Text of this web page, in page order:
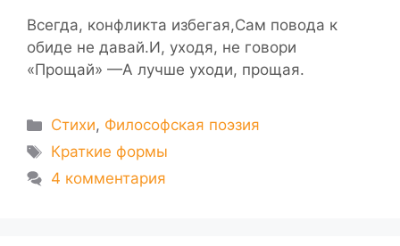
Всегда, конфликта избегая,Сам повода к
обиде не давай.И, уходя, не говори
«Прощай» —А лучше уходи, прощая.
Рубрики
Стихи, Философская поэзия
Метки
Краткие формы
4 комментария